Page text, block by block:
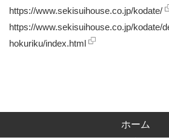
https://www.sekisuihouse.co.jp/kodate/
https://www.sekisuihouse.co.jp/kodate/
hokuriku/index.html
ホーム